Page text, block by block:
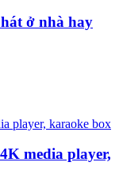
ở nhà hay
media player,